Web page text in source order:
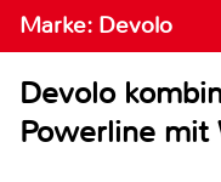
Marke: Devolo
Devolo
Powerline mit